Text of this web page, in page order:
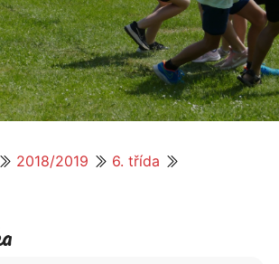
2018/2019
6. třída